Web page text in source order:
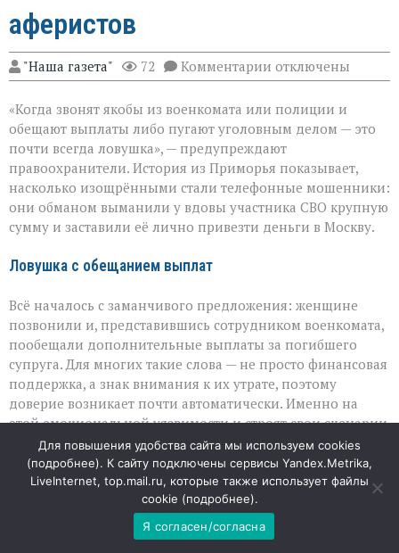
аферистов
"Наша газета" 72 Комментарии к
записи
сыграли
на
самом
больном»:
вдова
военного
лишилась
миллионов
из‑за
отключены
«Когда звонят якобы из военкомата или полиции и
обещают выплаты либо пугают уголовным делом — это
почти всегда ловушка», — предупреждают
правоохранители. История из Приморья показывает,
насколько изощрёнными стали телефонные мошенники:
они обманом выманили у вдовы участника СВО крупную
сумму и заставили её лично привезти деньги в Москву.
Ловушка с обещанием выплат
Всё началось с заманчивого предложения: женщине
позвонили и, представившись сотрудником военкомата,
пообещали дополнительные выплаты за погибшего
супруга. Для многих такие слова — не просто финансовая
поддержка, а знак внимания к их утрате, поэтому
доверие возникает почти автоматически. Именно на
этой эмоциональной уязвимости и строят свои сценарии
аферисты: они дают надежду, чтобы потом превратить
её в рычаг давления.
Страх как инструмент обмана
После обещания выплат в игру вступили новые
Для повышения удобства сайта мы используем cookies
(подробнее). К сайту подключены сервисы Yandex.Metrika,
LiveInternet, top.mail.ru, которые также использует файлы
cookie (подробнее).
Я согласен/согласна